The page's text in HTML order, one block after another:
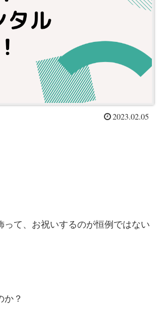
2023.02.05
て、お祝いするのが恒例ではない
か？